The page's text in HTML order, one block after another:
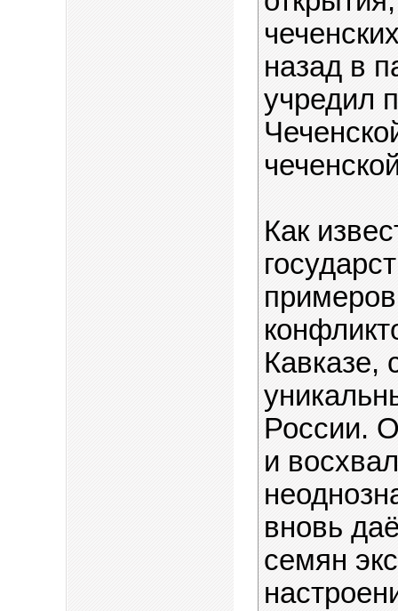
назад в
учредил
Как
России.
и
вновь
семян